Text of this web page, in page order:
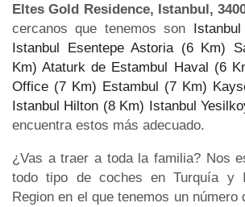
Eltes Gold Residence, Istanbul,
cercanos que tenemos son
Istanbul Esentepe Astoria (6 Km)
Km) Ataturk de Estambul Haval (6
Office (7 Km) Estambul (7 Km)
Istanbul Hilton (8 Km) Istanbul
encuentra estos más adecuado.
¿Vas a traer a toda la familia? Nos
todo tipo de coches en Turquía y
Region en el que tenemos un número